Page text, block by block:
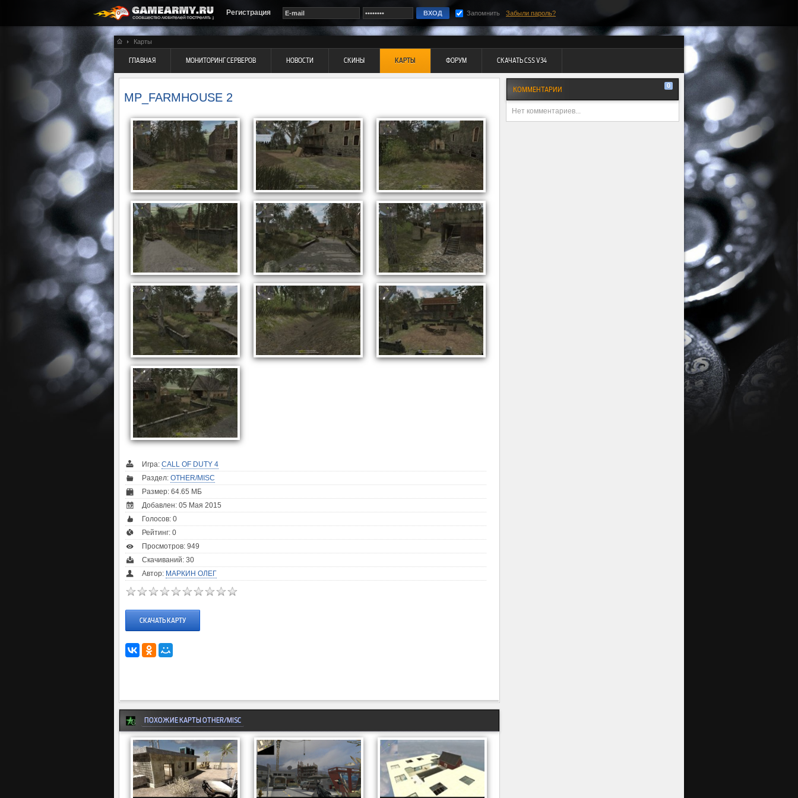
Регистрация Запомнить Забыли пароль?
Карты
ГЛАВНАЯ МОНИТОРИНГ СЕРВЕРОВ НОВОСТИ СКИНЫ КАРТЫ ФОРУМ СКАЧАТЬ CSS V34
MP_FARMHOUSE 2
Игра: CALL OF DUTY 4
Раздел: OTHER/MISC
Размер: 64.65 МБ
Добавлен: 05 Мая 2015
Голосов: 0
Рейтинг: 0
Просмотров: 949
Скачиваний: 30
Автор: МАРКИН ОЛЕГ
СКАЧАТЬ КАРТУ
ПОХОЖИЕ КАРТЫ OTHER/MISC
КОММЕНТАРИИ 0
Нет комментариев...